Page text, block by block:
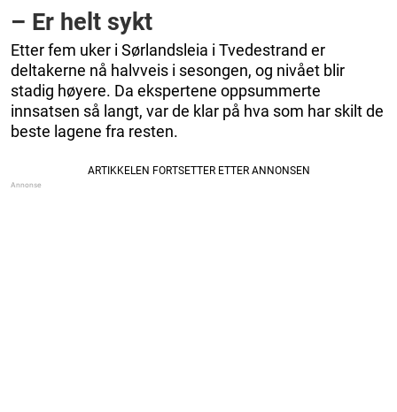
– Er helt sykt
Etter fem uker i Sørlandsleia i Tvedestrand er
deltakerne nå halvveis i sesongen, og nivået blir
stadig høyere. Da ekspertene oppsummerte
innsatsen så langt, var de klar på hva som har skilt de
beste lagene fra resten.